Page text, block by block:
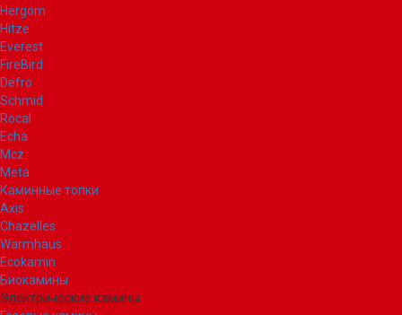
Hergom
Hitze
Everest
FireBird
Defro
Schmid
Rocal
Echa
Mcz
Meta
Каминные топки
Axis
Chazelles
Warmhaus
Ecokamin
Биокамины
Электрические камины